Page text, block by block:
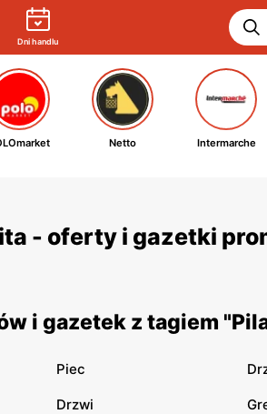
Dni handlu
Netto Intermarche
- oferty i gazetki
i gazetek z tagiem
Piec
Drzwi